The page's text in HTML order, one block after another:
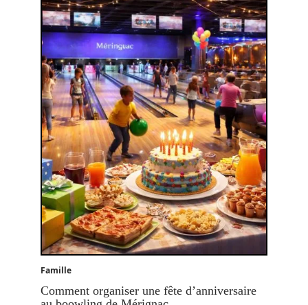
Famille
Comment organiser une fête d’anniversaire